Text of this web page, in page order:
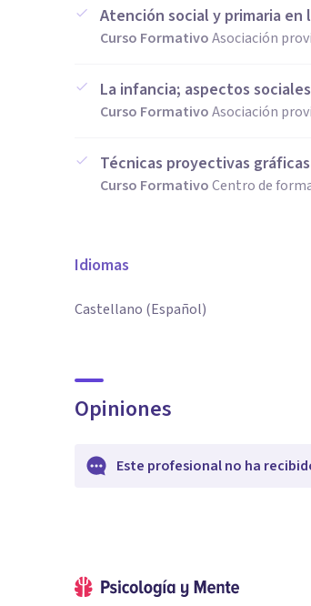
Atención social y primaria en
Curso FormativoAsociación
La infancia; aspectos
Curso FormativoAsociación
Técnicas proyectivas
Curso FormativoCentro de
Idiomas
Castellano (Español)
Opiniones
Este profesional no ha